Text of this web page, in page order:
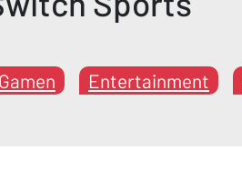
Gamen Entertainment